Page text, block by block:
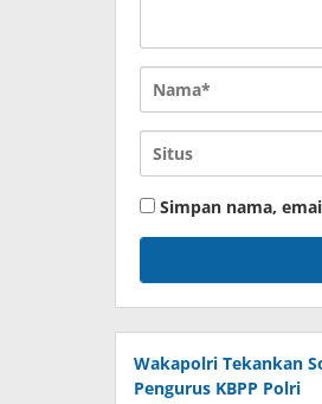
Simpan nama,
Wakapolri Tekankan
Pengurus KBPP Polri